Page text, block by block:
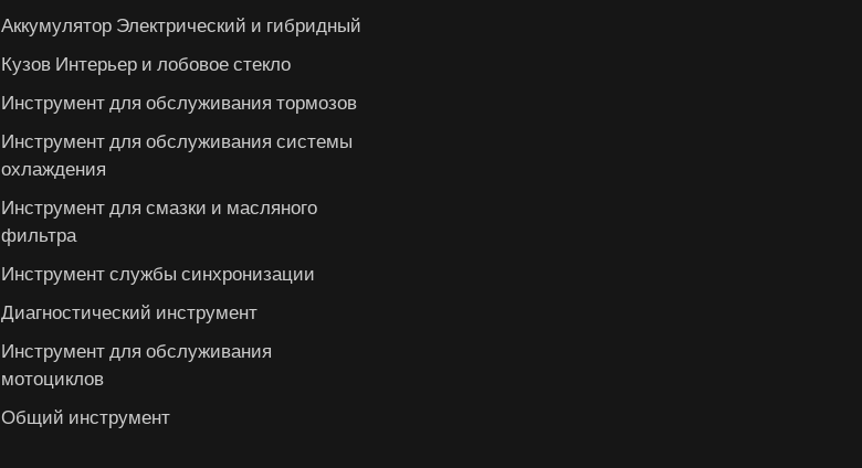
Аккумулятор Электрический и гибридный
Кузов Интерьер и лобовое стекло
Инструмент для обслуживания тормозов
Инструмент для обслуживания системы
охлаждения
Инструмент для смазки и масляного
фильтра
Инструмент службы синхронизации
Диагностический инструмент
Инструмент для обслуживания
мотоциклов
Общий инструмент